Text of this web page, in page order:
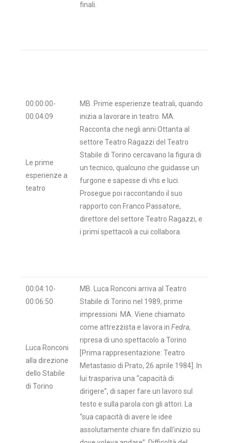
finali.
00:00:00-
00:04:09
Le prime
esperienze a
teatro
MB. Prime esperienze teatrali, quando
inizia a lavorare in teatro. MA.
Racconta che negli anni Ottanta al
settore Teatro Ragazzi del Teatro
Stabile di Torino cercavano la figura di
un tecnico, qualcuno che guidasse un
furgone e sapesse di vhs e luci.
Prosegue poi raccontando il suo
rapporto con Franco Passatore,
direttore del settore Teatro Ragazzi, e
i primi spettacoli a cui collabora.
00:04:10-
00:06:50
Luca Ronconi
alla direzione
dello Stabile
di Torino
MB. Luca Ronconi arriva al Teatro
Stabile di Torino nel 1989, prime
impressioni. MA. Viene chiamato
come attrezzista e lavora in Fedra,
ripresa di uno spettacolo a Torino
[Prima rappresentazione: Teatro
Metastasio di Prato, 26 aprile 1984]. In
lui traspariva una “capacità di
dirigere”, di saper fare un lavoro sul
testo e sulla parola con gli attori. La
“sua capacità di avere le idee
assolutamente chiare fin dall’inizio su